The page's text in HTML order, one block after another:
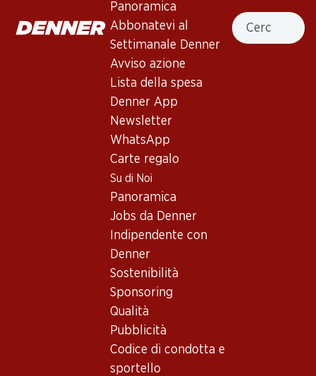
Panoramica
Abbonatevi al
Settimanale Denner
Avviso azione
Lista della spesa
Denner App
Newsletter
WhatsApp
Carte regalo
Su di Noi
Panoramica
Jobs da Denner
Indipendente con
Denner
Sostenibilità
Sponsoring
Qualità
Pubblicità
Codice di condotta e
sportello
Cercare
Bottiglia: 14.95
Three Finger Jack Old Vine
Bottiglia: 17.50
Château Ste Michelle Merlot
Columbia Valley
2022
Fetzer Cabernet Sauvignon
58.50
Sauvignon